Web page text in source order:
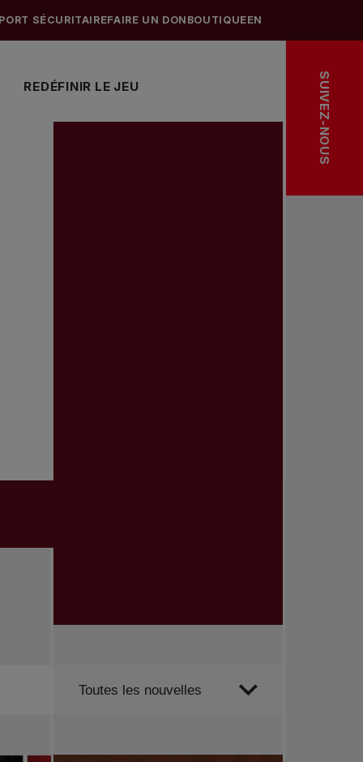
REDÉFINIR LE JEU
SÉCURITAIREFAIRE UN DON BOUTIQUEEN
SUIVEZ-NOUS
Trier par
Toutes les nouvelles